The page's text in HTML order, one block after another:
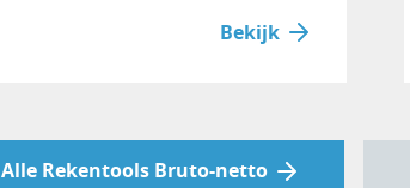
Bekijk
Alle Rekentools Bruto-netto